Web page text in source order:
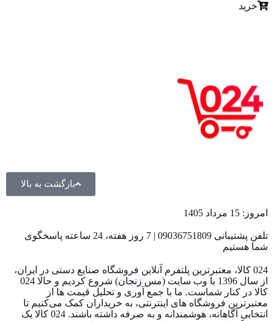
خرید
بازگشت به بالا
امروز: 15 مرداد 1405
تلفن پشتیبانی 09036751809 | 7 روز هفته، 24 ساعته پاسخگوی
شما هستیم
024 کالا، معتبرترین پلتفرم آنلاین فروشگاه صنایع دستی در ایران،
از سال 1396 با وب سایت (مس زنجان) شروع کردیم و حالا 024
کالا در کنار شماست. ما با جمع‌ آوری و تحلیل قیمت‌ ها از
معتبرترین فروشگاه‌ های اینترنتی، به خریداران کمک می‌کنیم تا
انتخابی آگاهانه، هوشمندانه و به‌ صرفه داشته باشند. 024 کالا یک